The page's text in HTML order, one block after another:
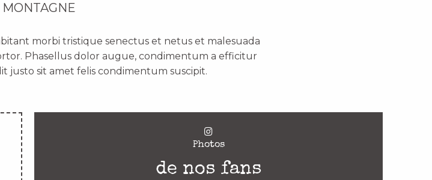
MONTAGNE
morbi tristique senectus et netus et malesuada
Phasellus dolor augue, condimentum a efficitur
justo sit amet felis condimentum suscipit.
Photos
de nos fans